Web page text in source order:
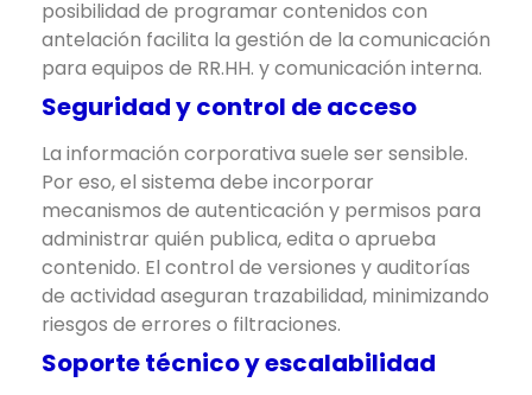
posibilidad de programar contenidos con
antelación facilita la gestión de la comunicación
para equipos de RR.HH. y comunicación interna.
Seguridad y control de acceso
La información corporativa suele ser sensible.
Por eso, el sistema debe incorporar
mecanismos de autenticación y permisos para
administrar quién publica, edita o aprueba
contenido. El control de versiones y auditorías
de actividad aseguran trazabilidad, minimizando
riesgos de errores o filtraciones.
Soporte técnico y escalabilidad